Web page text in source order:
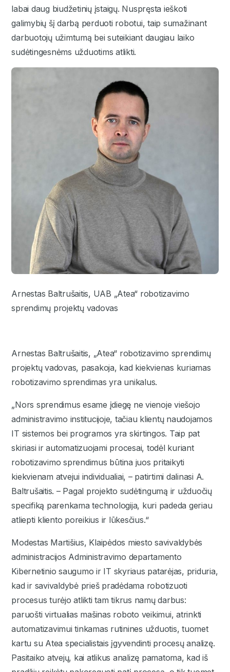
labai daug biudžetinių įstaigų. Nuspręsta ieškoti
galimybių šį darbą perduoti robotui, taip sumažinant
darbuotojų užimtumą bei suteikiant daugiau laiko
sudėtingesnėms užduotims atlikti.
Arnestas Baltrušaitis, UAB „Atea“ robotizavimo
sprendimų projektų vadovas
Arnestas Baltrušaitis, „Atea“ robotizavimo sprendimų
projektų vadovas, pasakoja, kad kiekvienas kuriamas
robotizavimo sprendimas yra unikalus.
„Nors sprendimus esame įdiegę ne vienoje viešojo
administravimo institucijoje, tačiau klientų naudojamos
IT sistemos bei programos yra skirtingos. Taip pat
skiriasi ir automatizuojami procesai, todėl kuriant
robotizavimo sprendimus būtina juos pritaikyti
kiekvienam atvejui individualiai, – patirtimi dalinasi A.
Baltrušaitis. – Pagal projekto sudėtingumą ir užduočių
specifiką parenkama technologija, kuri padeda geriau
atliepti kliento poreikius ir lūkesčius.“
Modestas Martišius, Klaipėdos miesto savivaldybės
administracijos Administravimo departamento
Kibernetinio saugumo ir IT skyriaus patarėjas, priduria,
kad ir savivaldybė prieš pradėdama robotizuoti
procesus turėjo atlikti tam tikrus namų darbus:
paruošti virtualias mašinas roboto veikimui, atrinkti
automatizavimui tinkamas rutinines užduotis, tuomet
kartu su Atea specialistais įgyvendinti procesų analizę.
Pasitaiko atvejų, kai atlikus analizę pamatoma, kad iš